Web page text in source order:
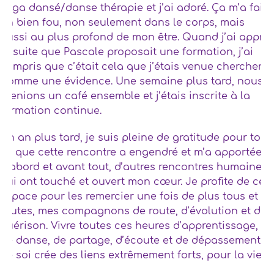
yoga dansé/danse thérapie et j’ai adoré. Ça m’a fait
un bien fou, non seulement dans le corps, mais
aussi au plus profond de mon être. Quand j’ai appris
ensuite que Pascale proposait une formation, j’ai
compris que c’était cela que j’étais venue chercher.
Comme une évidence. Une semaine plus tard, nous
prenions un café ensemble et j’étais inscrite à la
formation continue.
Un an plus tard, je suis pleine de gratitude pour tout
ce que cette rencontre a engendré et m’a apportée.
D’abord et avant tout, d’autres rencontres humaines
qui ont touché et ouvert mon cœur. Je profite de cet
espace pour les remercier une fois de plus tous et
toutes, mes compagnons de route, d’évolution et de
guérison. Vivre toutes ces heures d’apprentissage,
de danse, de partage, d’écoute et de dépassement
de soi crée des liens extrêmement forts, pour la vie,